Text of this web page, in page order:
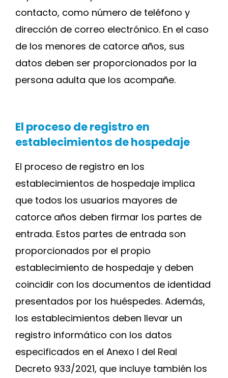
contacto, como número de teléfono y
dirección de correo electrónico. En el caso
de los menores de catorce años, sus
datos deben ser proporcionados por la
persona adulta que los acompañe.
El proceso de registro en
establecimientos de hospedaje
El proceso de registro en los
establecimientos de hospedaje implica
que todos los usuarios mayores de
catorce años deben firmar los partes de
entrada. Estos partes de entrada son
proporcionados por el propio
establecimiento de hospedaje y deben
coincidir con los documentos de identidad
presentados por los huéspedes. Además,
los establecimientos deben llevar un
registro informático con los datos
especificados en el Anexo I del Real
Decreto 933/2021, que incluye también los